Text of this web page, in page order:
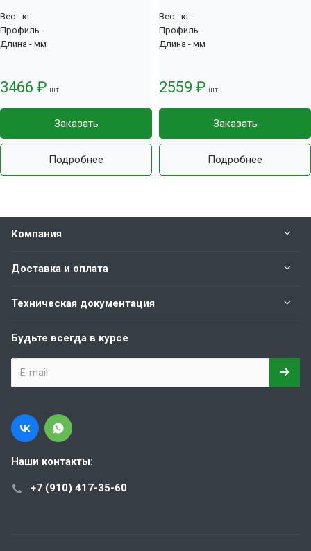
Вес - кг
Профиль -
Длина - мм
3466 ₽ шт.
Заказать
Подробнее
Вес - кг
Профиль -
Длина - мм
2559 ₽ шт.
Заказать
Подробнее
Компания
Доставка и оплата
Техническая документация
Будьте всегда в курсе
Наши контакты:
+7 (910) 417-35-60